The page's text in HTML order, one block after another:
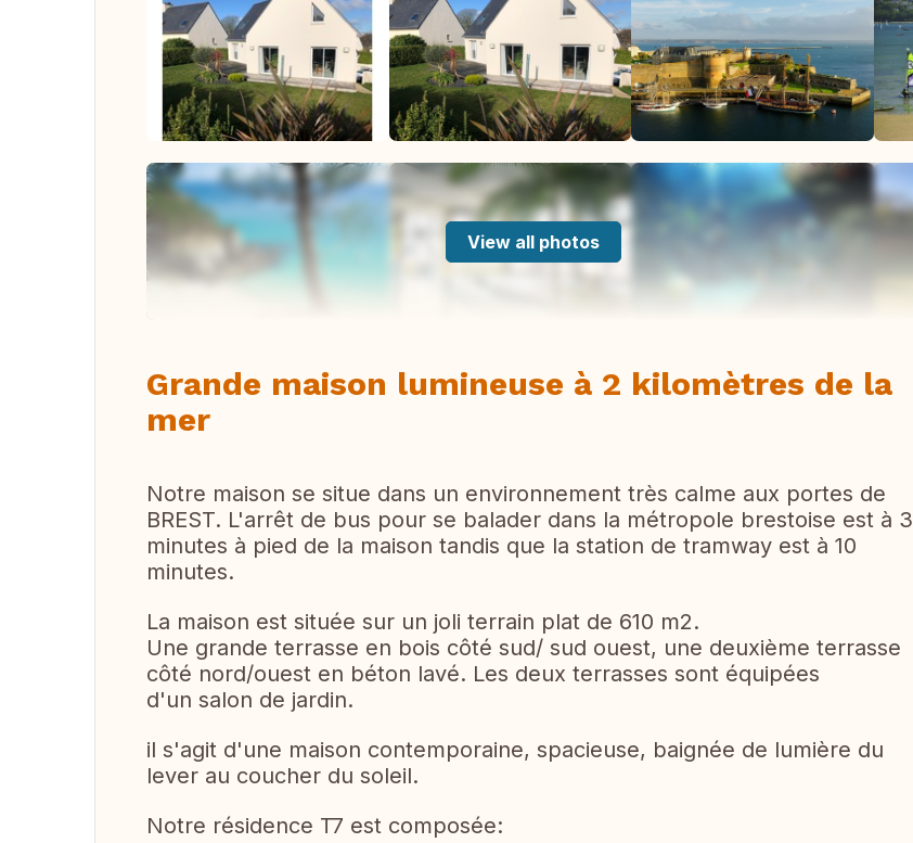
View all photos
Grande maison lumineuse à 2 kilomètres de la
mer
Notre maison se situe dans un environnement très calme aux portes de
BREST. L'arrêt de bus pour se balader dans la métropole brestoise est à 3
minutes à pied de la maison tandis que la station de tramway est à 10
minutes.
La maison est située sur un joli terrain plat de 610 m2.
Une grande terrasse en bois côté sud/ sud ouest, une deuxième terrasse
côté nord/ouest en béton lavé. Les deux terrasses sont équipées
d'un salon de jardin.
il s'agit d'une maison contemporaine, spacieuse, baignée de lumière du
lever au coucher du soleil.
Notre résidence T7 est composée: